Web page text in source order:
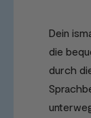
Dein
die
durch